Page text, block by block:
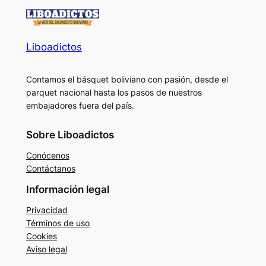
Liboadictos
Contamos el básquet boliviano con pasión, desde el
parquet nacional hasta los pasos de nuestros
embajadores fuera del país.
Sobre Liboadictos
Conócenos
Contáctanos
Información legal
Privacidad
Términos de uso
Cookies
Aviso legal